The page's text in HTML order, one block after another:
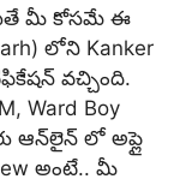
మీ కోసమే ఈ
లోని Kanker
వచ్చింది.
Ward Boy
ఆన్‌లైన్ లో అప్లై
అంటే.. మీ